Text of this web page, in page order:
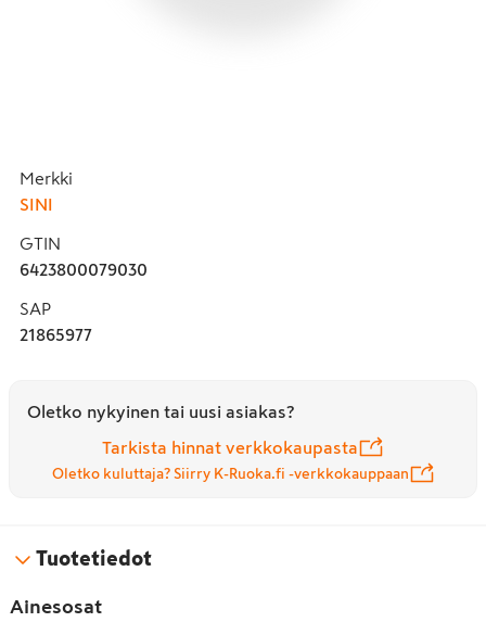
Merkki
SINI
GTIN
6423800079030
SAP
21865977
Oletko nykyinen tai uusi asiakas?
Tarkista hinnat verkkokaupasta
Oletko kuluttaja? Siirry K-Ruoka.fi -verkkokauppaan
Tuotetiedot
Ainesosat